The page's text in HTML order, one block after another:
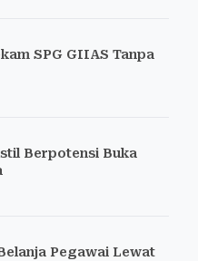
SPG GIIAS Tanpa
Berpotensi Buka
Pegawai Lewat